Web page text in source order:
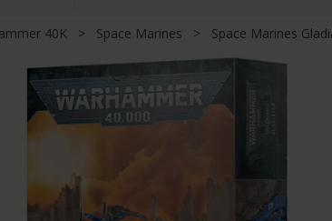
40K > Space Marines > Space Marines